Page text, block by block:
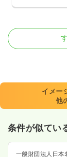
病棟
8:30～
月給22万円以
気
イメー
他
条件が似てい
一般財団法人日本